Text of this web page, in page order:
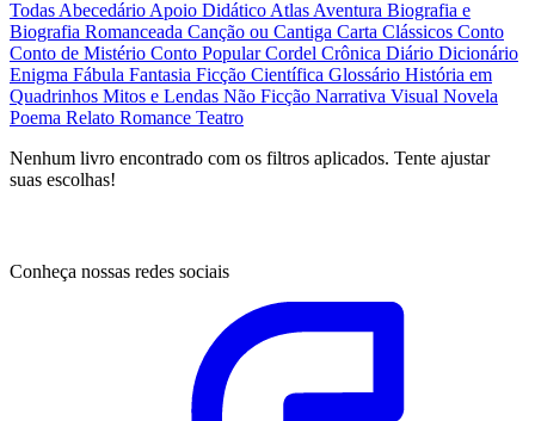
TodasAbecedárioApoio DidáticoAtlasAventura Biografia e
Biografia Romanceada Canção ou Cantiga Carta Clássicos Conto
Conto de Mistério Conto PopularCordel Crônica Diário Dicionário
Enigma Fábula Fantasia Ficção Científica Glossário História em
Quadrinhos Mitos e Lendas Não Ficção Narrativa Visual Novela
Poema Relato Romance Teatro
Nenhum livro encontrado com os filtros aplicados. Tente ajustar
suas escolhas!
Conheça nossas redes sociais